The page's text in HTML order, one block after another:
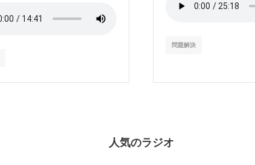
問題解決
人気のラジオ